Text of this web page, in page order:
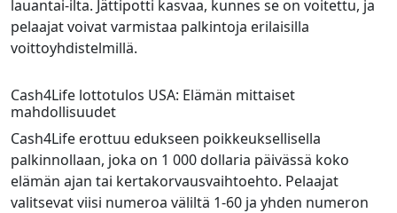
lauantai-ilta. Jättipotti kasvaa, kunnes se on voitettu, ja
pelaajat voivat varmistaa palkintoja erilaisilla
voittoyhdistelmillä.
Cash4Life lottotulos USA: Elämän mittaiset
mahdollisuudet
Cash4Life erottuu edukseen poikkeuksellisella
palkinnollaan, joka on 1 000 dollaria päivässä koko
elämän ajan tai kertakorvausvaihtoehto. Pelaajat
valitsevat viisi numeroa väliltä 1-60 ja yhden numeron